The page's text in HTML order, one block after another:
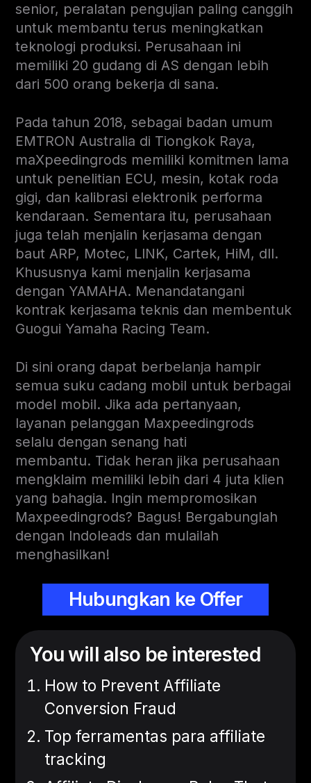
senior, peralatan pengujian paling canggih
untuk membantu terus meningkatkan
teknologi produksi. Perusahaan ini
memiliki 20 gudang di AS dengan lebih
dari 500 orang bekerja di sana.
Pada tahun 2018, sebagai badan umum
EMTRON Australia di Tiongkok Raya,
maXpeedingrods memiliki komitmen lama
untuk penelitian ECU, mesin, kotak roda
gigi, dan kalibrasi elektronik performa
kendaraan. Sementara itu, perusahaan
juga telah menjalin kerjasama dengan
baut ARP, Motec, LINK, Cartek, HiM, dll.
Khususnya kami menjalin kerjasama
dengan YAMAHA. Menandatangani
kontrak kerjasama teknis dan membentuk
Guogui Yamaha Racing Team.
Di sini orang dapat berbelanja hampir
semua suku cadang mobil untuk berbagai
model mobil. Jika ada pertanyaan,
layanan pelanggan Maxpeedingrods
selalu dengan senang hati
membantu. Tidak heran jika perusahaan
mengklaim memiliki lebih dari 4 juta klien
yang bahagia. Ingin mempromosikan
Maxpeedingrods? Bagus! Bergabunglah
dengan Indoleads dan mulailah
menghasilkan!
Hubungkan ke Offer
You will also be interested
How to Prevent Affiliate
Conversion Fraud
Top ferramentas para affiliate
tracking